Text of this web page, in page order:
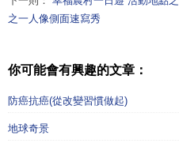
之一人像側面速寫秀
你可能會有興趣的文章：
防癌抗癌(從改變習慣做起)
地球奇景